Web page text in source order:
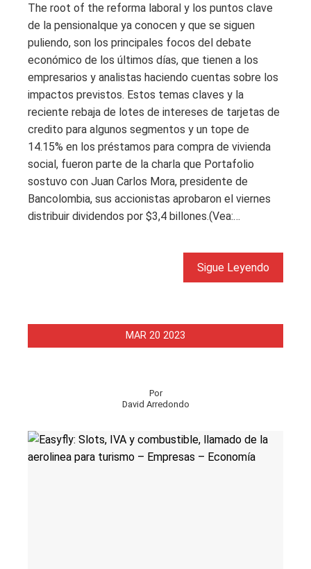
The root of the reforma laboral y los puntos clave
de la pensionalque ya conocen y que se siguen
puliendo, son los principales focos del debate
económico de los últimos días, que tienen a los
empresarios y analistas haciendo cuentas sobre los
impactos previstos. Estos temas claves y la
reciente rebaja de lotes de intereses de tarjetas de
credito para algunos segmentos y un tope de
14.15% en los préstamos para compra de vivienda
social, fueron parte de la charla que Portafolio
sostuvo con Juan Carlos Mora, presidente de
Bancolombia, sus accionistas aprobaron el viernes
distribuir dividendos por $3,4 billones.(Vea:…
Sigue Leyendo
MAR 20 2023
Por
David Arredondo